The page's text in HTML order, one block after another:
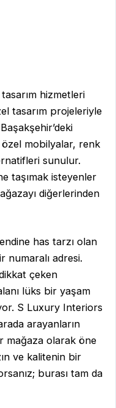
hizmetleri
tasarım projeleriyle
özel mobilyalar, renk
sunulur.
taşımak isteyenler
diğerlerinden
has tarzı olan
numaralı adresi.
çeken
lüks bir yaşam
S Luxury Interiors
arayanların
mağaza olarak öne
ve kalitenin bir
burası tam da